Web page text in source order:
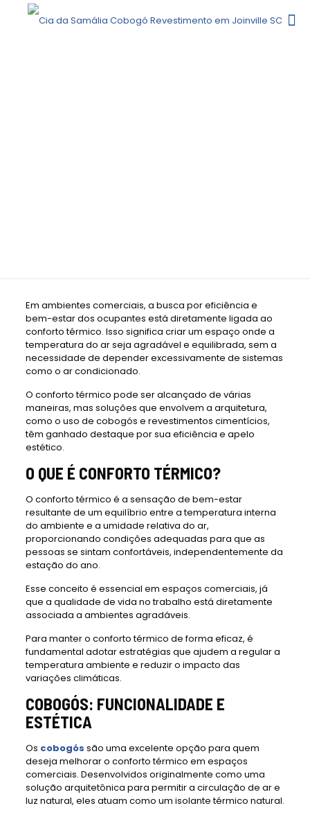
Em ambientes comerciais, a busca por eficiência e
bem-estar dos ocupantes está diretamente ligada ao
conforto térmico. Isso significa criar um espaço onde a
temperatura do ar seja agradável e equilibrada, sem a
necessidade de depender excessivamente de sistemas
como o ar condicionado.
O conforto térmico pode ser alcançado de várias
maneiras, mas soluções que envolvem a arquitetura,
como o uso de cobogós e revestimentos cimentícios,
têm ganhado destaque por sua eficiência e apelo
estético.
O QUE É CONFORTO TÉRMICO?
O conforto térmico é a sensação de bem-estar
resultante de um equilíbrio entre a temperatura interna
do ambiente e a umidade relativa do ar,
proporcionando condições adequadas para que as
pessoas se sintam confortáveis, independentemente da
estação do ano.
Esse conceito é essencial em espaços comerciais, já
que a qualidade de vida no trabalho está diretamente
associada a ambientes agradáveis.
Para manter o conforto térmico de forma eficaz, é
fundamental adotar estratégias que ajudem a regular a
temperatura ambiente e reduzir o impacto das
variações climáticas.
COBOGÓS: FUNCIONALIDADE E
ESTÉTICA
Os cobogós são uma excelente opção para quem
deseja melhorar o conforto térmico em espaços
comerciais. Desenvolvidos originalmente como uma
solução arquitetônica para permitir a circulação de ar e
luz natural, eles atuam como um isolante térmico natural.